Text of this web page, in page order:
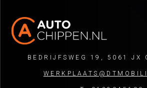
BEDRIJFSWEG 19, 5061 JX